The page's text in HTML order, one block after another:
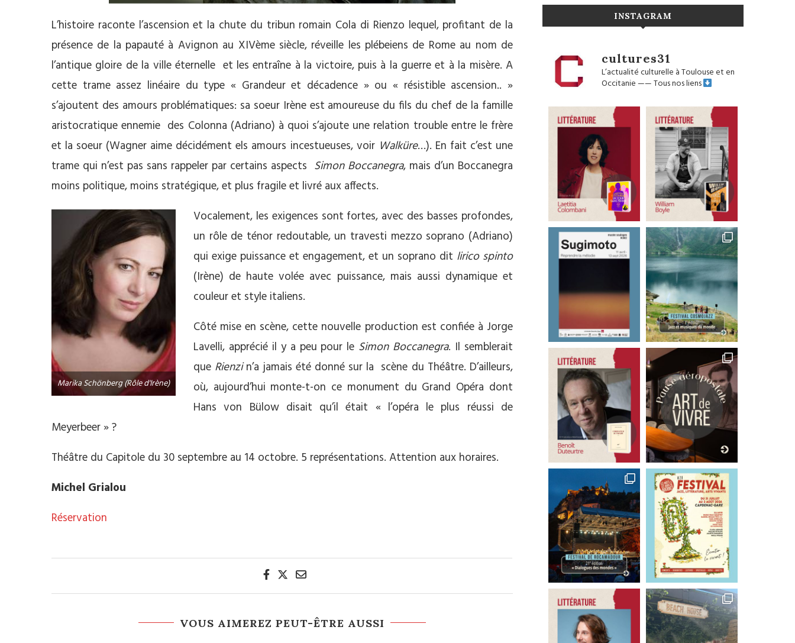
L’histoire raconte l’ascension et la chute du tribun romain Cola di Rienzo lequel, profitant de la
présence de la papauté à Avignon au XIVème siècle, réveille les plébeiens de Rome au nom de
l’antique gloire de la ville éternelle et les entraîne à la victoire, puis à la guerre et à la misère. A
cette trame assez linéaire du type « Grandeur et décadence » ou « résistible ascension.. »
s’ajoutent des amours problématiques: sa soeur Irène est amoureuse du fils du chef de la famille
aristocratique ennemie des Colonna (Adriano) à quoi s’ajoute une relation trouble entre le frère
et la soeur (Wagner aime décidément els amours incestueuses, voir Walküre…). En fait c’est une
trame qui n’est pas sans rappeler par certains aspects Simon Boccanegra, mais d’un Boccanegra
moins politique, moins stratégique, et plus fragile et livré aux affects.
Marika Schönberg (Rôle d'Irène)
Vocalement, les exigences sont fortes, avec des basses profondes,
un rôle de ténor redoutable, un travesti mezzo soprano (Adriano)
qui exige puissance et engagement, et un soprano dit lirico spinto
(Irène) de haute volée avec puissance, mais aussi dynamique et
couleur et style italiens.
Côté mise en scène, cette nouvelle production est confiée à Jorge
Lavelli, apprécié il y a peu pour le Simon Boccanegra. Il semblerait
que Rienzin’a jamais été donné sur la scène du Théâtre. D’ailleurs,
où, aujourd’hui monte-t-on ce monument du Grand Opéra dont
Hans von Bülow disait qu’il était « l’opéra le plus réussi de
Meyerbeer » ?
Théâtre du Capitole du 30 septembre au 14 octobre. 5 représentations. Attention aux horaires.
Michel Grialou
Réservation
VOUS AIMEREZ PEUT-ÊTRE AUSSI
INSTAGRAM
cultures31
L’actualité culturelle à Toulouse et en
Occitanie——Tous nos liens